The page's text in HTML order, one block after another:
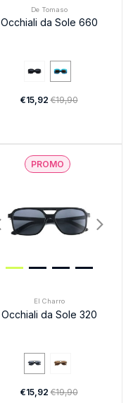
De Tomaso
Occhiali da Sole 660
€15,92€19,90
PROMO
El Charro
Occhiali da Sole 320
€15,92€19,90